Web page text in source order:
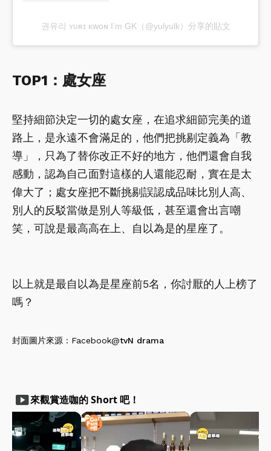
권유리 ʏᴜʀɪ ᴋᴡᴏɴ I’m GK（@yulyulk）分享的貼文
TOP1：處女座
堅持細節決定一切的處女座，在追求細節完美的道
路上，是永遠不會滿足的，他們把挑剔定義為「教
導」，只為了替你改正不好的地方，他們還會自我
感動，認為自己面對這樣的人還能忍耐，實在是太
偉大了；處女座把不斷挑剔誤認成品味比別人高、
別人的反駁當做是別人等級低，甚至還會出言嘲
笑，可說是最高高在上、自以為是的星座了。
以上就是最自以為是星座前5名，你討厭的人上榜了
嗎？
封面圖片來源：Facebook@tvN drama
smart_display來觀賞造咖的 Short 吧！